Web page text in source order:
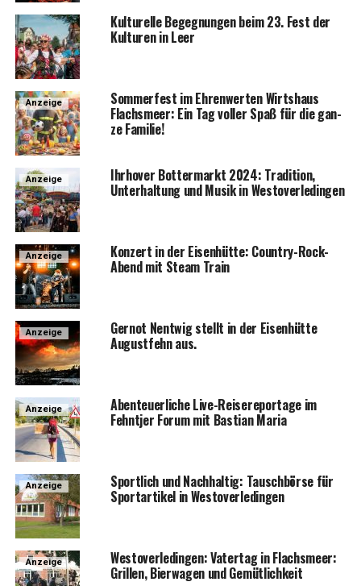
Kul­tu­rel­le Begeg­nun­gen beim 23. Fest der
Kul­tu­ren in Leer
Anzeige Som­mer­fest im Ehren­wer­ten Wirts­haus
Flachs­meer: Ein Tag vol­ler Spaß für die gan­
ze Familie!
Anzeige Ihr­ho­ver Bot­ter­markt 2024: Tra­di­ti­on,
Unter­hal­tung und Musik in Westoverledingen
Anzeige Kon­zert in der Eisen­hüt­te: Coun­try-Rock-
Abend mit Steam Train
Anzeige Ger­not Nent­wig stellt in der Eisen­hüt­te
August­fehn aus.
Anzeige Aben­teu­er­li­che Live-Rei­se­re­por­ta­ge im
Fehnt­jer Forum mit Bas­ti­an Maria
Anzeige Sport­lich und Nach­hal­tig: Tausch­bör­se für
Sport­ar­ti­kel in Westoverledingen
Anzeige Wes­t­ov­er­le­din­gen: Vater­tag in Flachs­meer:
Gril­len, Bier­wa­gen und Gemütlichkeit